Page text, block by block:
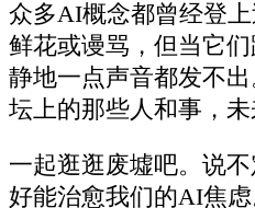
众多AI概念都曾经登上
鲜花或谩骂，但当它
静地一点声音都发不
坛上的那些人和事，
一起逛逛废墟吧。说
好能治愈我们的AI焦虑